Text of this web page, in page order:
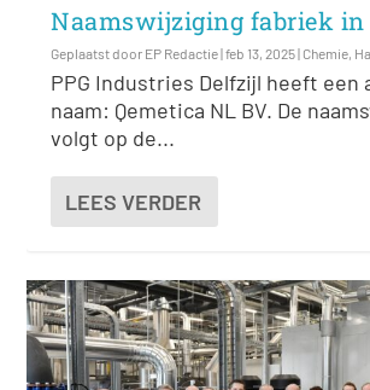
Naamswijziging fabriek
Geplaatst door EP Redactie|feb 13, 2025| Chemie,
PPG Industries Delfzijl heeft een
naam: Qemetica NL BV. De
volgt op de...
LEES VERDER